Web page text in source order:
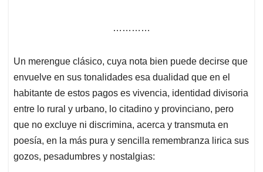
…………
Un merengue clásico, cuya nota bien puede decirse que
envuelve en sus tonalidades esa dualidad que en el
habitante de estos pagos es vivencia, identidad divisoria
entre lo rural y urbano, lo citadino y provinciano, pero
que no excluye ni discrimina, acerca y transmuta en
poesía, en la más pura y sencilla remembranza lirica sus
gozos, pesadumbres y nostalgias: